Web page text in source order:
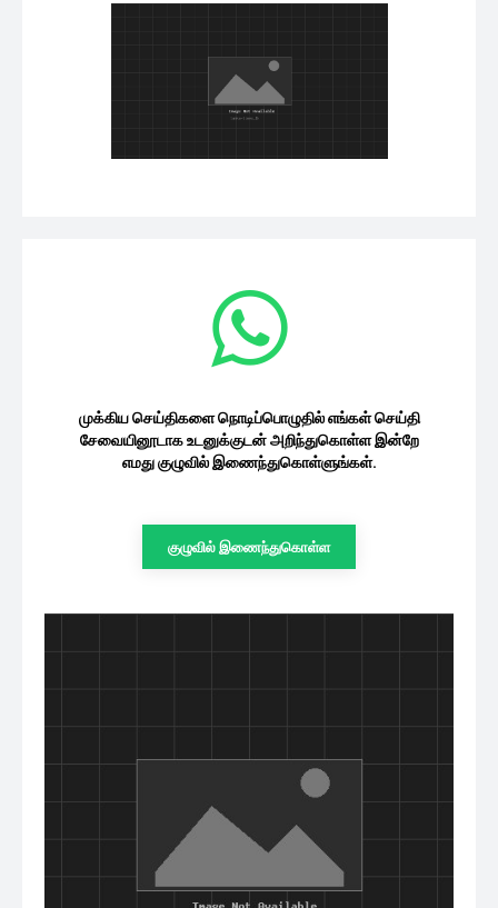
பொருளாதாரத்தில் சாதகமான மாற்றம்:
இலங்கையின் உத்தியோகபூர்வ கையிருப்பு
மேலும் உயர்வு!
மத்திய மலைநாட்டில் நுவரெலியா
மாவட்டத்தில் கனமழை
08/08/2026
தம்பலகாமத்தில் கிளீன் சிறீலங்கா
“அத்தம” தேசிய தூய்மை தின நிகழ்வு
08/08/2026
செய்தி சேவையினூடாக உடனுக்குடன்
குழுவில் இணைந்துகொள்ள